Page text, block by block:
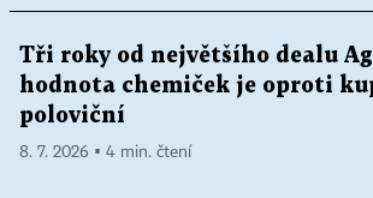
Tři roky od největšího dealu
hodnota chemiček je oproti
poloviční
8. 7. 2026 ▪ 4 min. čtení